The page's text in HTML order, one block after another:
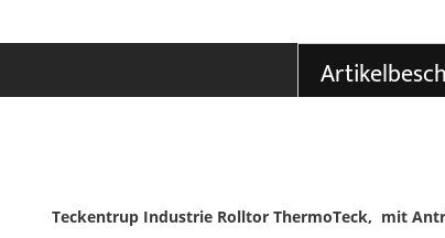
Teckentrup Industrie Rolltor ThermoTeck, mit